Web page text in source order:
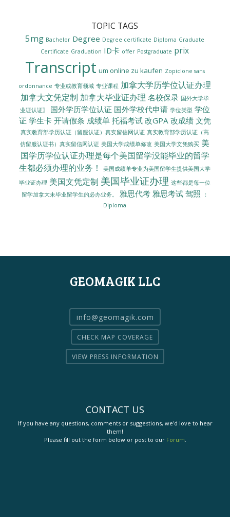
TOPIC TAGS
5mg Bachelor Degree Degree certificate Diploma Graduate
Certificate Graduation ID卡 offer Postgraduate prix
Transcript um online zu kaufen Zopiclone sans
ordonnance 专业或教育领域 专业课程 加拿大学历学位认证办理
加拿大文凭定制 加拿大毕业证办理 名校保录 国外大学毕
业证认证〗
国外学历学位认证 国外学校代申请 学位类型 学位
证 学生卡 开请假条 成绩单 托福考试 改GPA 改成绩 文凭
真实教育部学历认证（留服认证）真实留信网认证 真实教育部学历认证（高
仿留服认证书）真实留信网认证 美国大学成绩单修改 美国大学文凭购买 美
国学历学位认证办理是每个美国留学没能毕业的留学
生都必须办理的业务！
美国成绩单专业为美国留学生提供美国大学
毕业证办理 美国文凭定制 美国毕业证办理 这些都是每一位
留学加拿大未毕业留学生的必办业务。
雅思代考 雅思考试 驾照
：
Diploma
GEOMAGIK LLC
info@geomagik.com
CHECK MAP COVERAGE
VIEW PRESS INFORMATION
CONTACT US
If you have any questions, comments or suggestions, we'd love to hear
them!
Please fill out the form below or post to our Forum.